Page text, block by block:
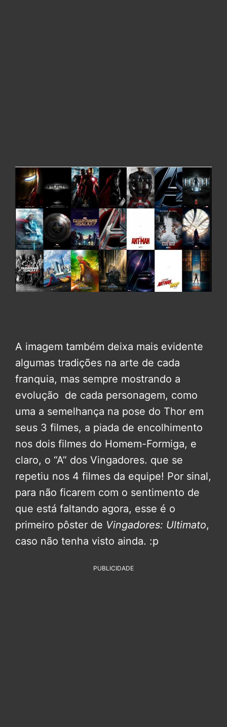
A imagem também deixa mais evidente
algumas tradições na arte de cada
franquia, mas sempre mostrando a
evolução de cada personagem, como
uma a semelhança na pose do Thor em
seus 3 filmes, a piada de encolhimento
nos dois filmes do Homem-Formiga, e
claro, o “A” dos Vingadores. que se
repetiu nos 4 filmes da equipe! Por sinal,
para não ficarem com o sentimento de
que está faltando agora, esse é o
primeiro pôster de Vingadores: Ultimato,
caso não tenha visto ainda. :p
PUBLICIDADE